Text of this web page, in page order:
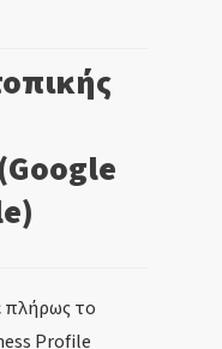
το
Profile